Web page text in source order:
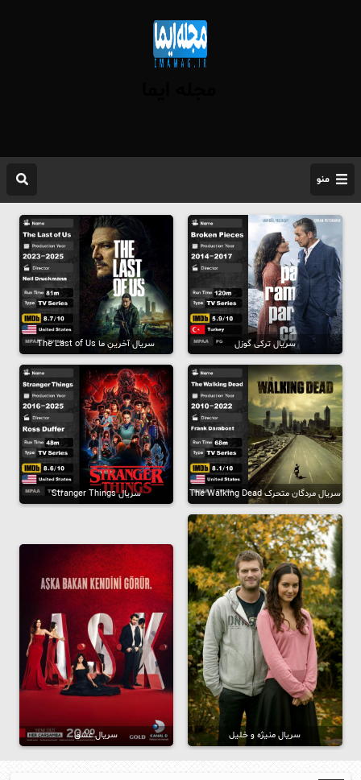
منو
سریال ترکی گوزل سریال آخرینِ ما The Last of Us
سریال مردگان متحرک The Walking Dead سریال Stranger Things
سریال منیژه و خلیل سریال عشق